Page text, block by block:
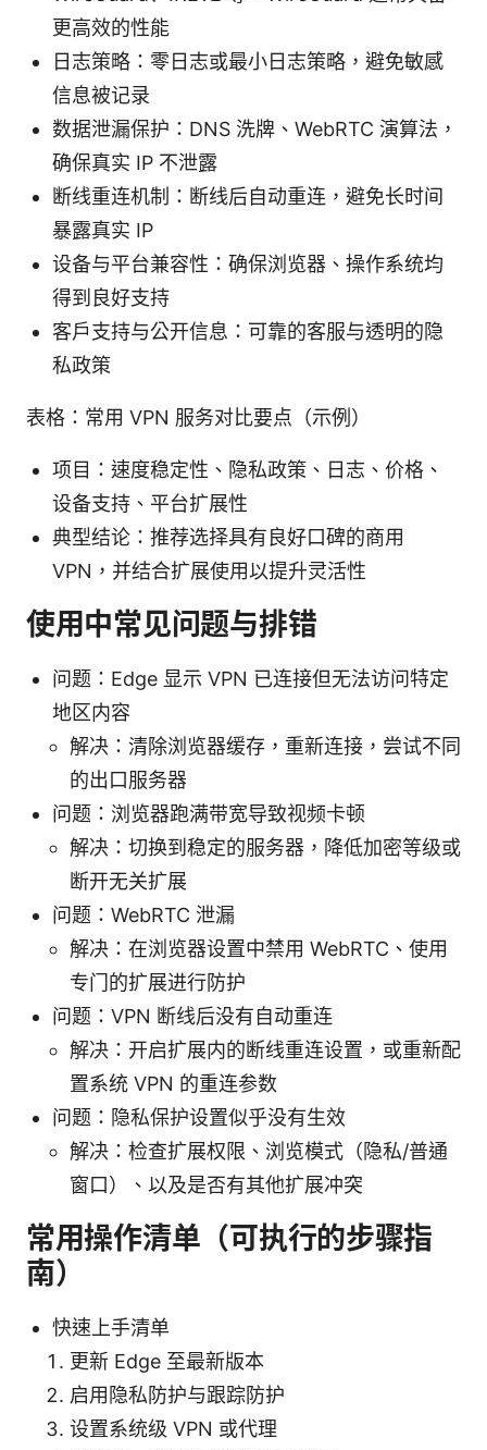
更高效的性能
日志策略：零日志或最小日志策略，避免敏感
信息被记录
数据泄漏保护：DNS 洗牌、WebRTC 演算法，
确保真实 IP 不泄露
断线重连机制：断线后自动重连，避免长时间
暴露真实 IP
设备与平台兼容性：确保浏览器、操作系统均
得到良好支持
客户支持与公开信息：可靠的客服与透明的隐
私政策
表格：常用 VPN 服务对比要点（示例）
项目：速度稳定性、隐私政策、日志、价格、
设备支持、平台扩展性
典型结论：推荐选择具有良好口碑的商用
VPN，并结合扩展使用以提升灵活性
使用中常见问题与排错
问题：Edge 显示 VPN 已连接但无法访问特定
地区内容
解决：清除浏览器缓存，重新连接，尝试不同
的出口服务器
问题：浏览器跑满带宽导致视频卡顿
解决：切换到稳定的服务器，降低加密等级或
断开无关扩展
问题：WebRTC 泄漏
解决：在浏览器设置中禁用 WebRTC、使用
专门的扩展进行防护
问题：VPN 断线后没有自动重连
解决：开启扩展内的断线重连设置，或重新配
置系统 VPN 的重连参数
问题：隐私保护设置似乎没有生效
解决：检查扩展权限、浏览模式（隐私/普通
窗口）、以及是否有其他扩展冲突
常用操作清单（可执行的步骤指
南）
快速上手清单
更新 Edge 至最新版本
启用隐私防护与跟踪防护
设置系统级 VPN 或代理